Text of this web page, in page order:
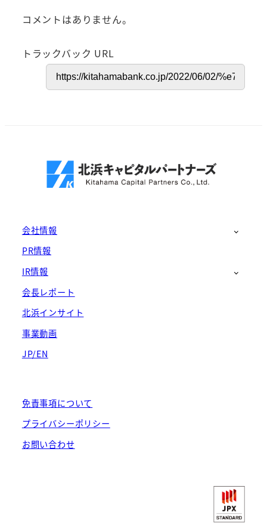
コメントはありません。
トラックバック URL
会社情報
PR情報
IR情報
会長レポート
北浜インサイト
事業動画
JP/EN
免責事項について
プライバシーポリシー
お問い合わせ